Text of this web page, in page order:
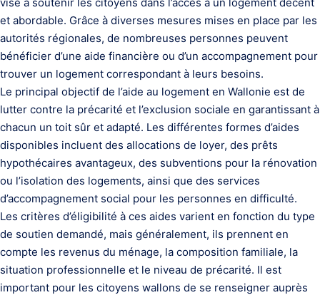
et abordable. Grâce à diverses mesures mises en place par les
autorités régionales, de nombreuses personnes peuvent
bénéficier d’une aide financière ou d’un accompagnement pour
trouver un logement correspondant à leurs besoins.
Le principal objectif de l’aide au logement en Wallonie est de
lutter contre la précarité et l’exclusion sociale en garantissant à
chacun un toit sûr et adapté. Les différentes formes d’aides
disponibles incluent des allocations de loyer, des prêts
hypothécaires avantageux, des subventions pour la rénovation
ou l’isolation des logements, ainsi que des services
d’accompagnement social pour les personnes en difficulté.
Les critères d’éligibilité à ces aides varient en fonction du type
de soutien demandé, mais généralement, ils prennent en
compte les revenus du ménage, la composition familiale, la
situation professionnelle et le niveau de précarité. Il est
important pour les citoyens wallons de se renseigner auprès